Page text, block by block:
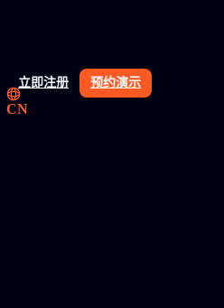
立即注册 预约演示
CN